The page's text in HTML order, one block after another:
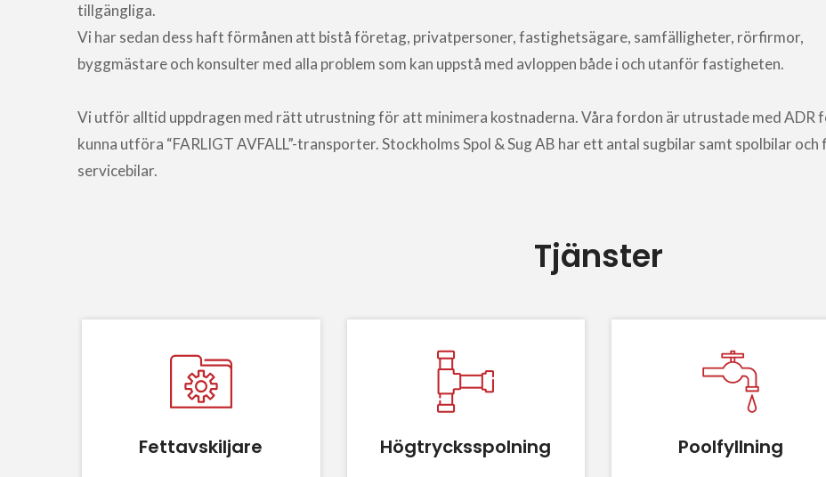
tillgängliga.
Vi har sedan dess haft förmånen att bistå företag, privatpersoner, fastighetsägare, samfälligheter, rörfirmor,
byggmästare och konsulter med alla problem som kan uppstå med avloppen både i och utanför fastigheten.
Vi utför alltid uppdragen med rätt utrustning för att minimera kostnaderna. Våra fordon är utrustade med ADR
kunna utföra “FARLIGT AVFALL”-transporter. Stockholms Spol & Sug AB har ett antal sugbilar samt spolbilar och
servicebilar.
Tjänster
Fettavskiljare Högtrycksspolning Poolfyllning